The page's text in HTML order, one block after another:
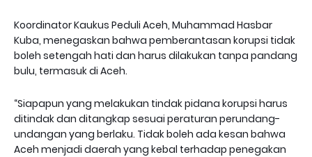
Koordinator Kaukus Peduli Aceh, Muhammad Hasbar
Kuba, menegaskan bahwa pemberantasan korupsi tidak
boleh setengah hati dan harus dilakukan tanpa pandang
bulu, termasuk di Aceh.
“Siapapun yang melakukan tindak pidana korupsi harus
ditindak dan ditangkap sesuai peraturan perundang-
undangan yang berlaku. Tidak boleh ada kesan bahwa
Aceh menjadi daerah yang kebal terhadap penegakan